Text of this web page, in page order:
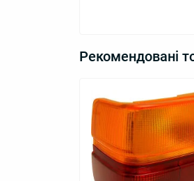
Рекомендовані